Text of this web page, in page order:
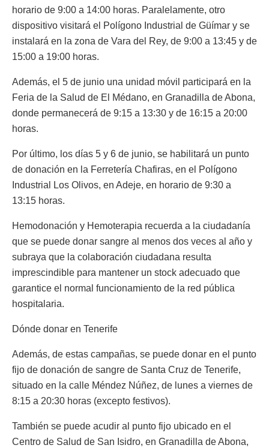
horario de 9:00 a 14:00 horas. Paralelamente, otro
dispositivo visitará el Polígono Industrial de Güímar y se
instalará en la zona de Vara del Rey, de 9:00 a 13:45 y de
15:00 a 19:00 horas.
Además, el 5 de junio una unidad móvil participará en la
Feria de la Salud de El Médano, en Granadilla de Abona,
donde permanecerá de 9:15 a 13:30 y de 16:15 a 20:00
horas.
Por último, los días 5 y 6 de junio, se habilitará un punto
de donación en la Ferretería Chafiras, en el Polígono
Industrial Los Olivos, en Adeje, en horario de 9:30 a
13:15 horas.
Hemodonación y Hemoterapia recuerda a la ciudadanía
que se puede donar sangre al menos dos veces al año y
subraya que la colaboración ciudadana resulta
imprescindible para mantener un stock adecuado que
garantice el normal funcionamiento de la red pública
hospitalaria.
Dónde donar en Tenerife
Además, de estas campañas, se puede donar en el punto
fijo de donación de sangre de Santa Cruz de Tenerife,
situado en la calle Méndez Núñez, de lunes a viernes de
8:15 a 20:30 horas (excepto festivos).
También se puede acudir al punto fijo ubicado en el
Centro de Salud de San Isidro, en Granadilla de Abona,